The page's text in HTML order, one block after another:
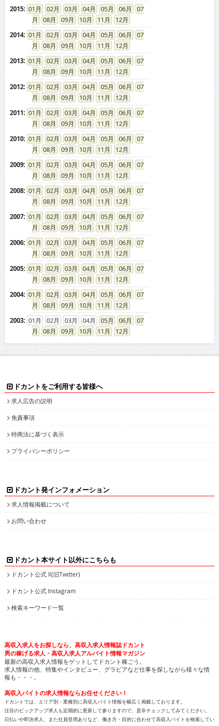
2015: 01 02 03 04 05 06
07
08
09 10 11
12
2014: 01 02 03 04 05 06
07
08
09 10 11
12
2013: 01 02 03 04 05 06
07
08
09 10 11
12
2012: 01 02 03 04 05 06
07
08
09 10 11
12
2011: 01 02 03 04 05 06
07
08
09 10 11
12
2010: 01 02 03 04 05 06
07
08
09 10 11
12
2009: 01 02 03 04 05 06
07
08
09 10 11
12
2008: 01 02 03 04 05 06
07
08
09 10 11
12
2007: 01 02 03 04 05 06
07
08
09 10 11
12
2006: 01 02 03 04 05 06
07
08
09 10 11
12
2005: 01 02 03 04 05 06
07
08
09 10 11
12
2004: 01 02 03 04 05 06
07
08
09 10 11
12
2003: 01 02 03 04 05 06
07
08
09 10 11 12
ドカントをご利用する皆様へ
求人広告の説明
免責事項
特商法に基づく表示
プライバシーポリシー
ドカント発インフォメーション
求人情報掲載について
お問い合わせ
ドカント本サイト以外にこちらも
ドカント公式 X(旧Twitter)
ドカント公式 Instagram
検索キーワード一覧
高収入求人をお探しなら、高収入求人情報誌ドカント
男の稼げる求人・高収入求人アルバイト情報マガジン
最新の高収入求人情報をゲットしてドカント稼ごう。
求人情報の他、特集やインタビュー、グラビアなど仕事を探しながら様々な情
報も・・・。
高収入バイトの求人情報ならお任せください！
ドカントでは、エリア別・業種別に高収入バイト情報を幅広く掲載しております。
注目のピックアップ求人も定期的に更新して参りますので、是非チェックしてみてください。
日払いや即決求人、また社員登用ありなど、働き方・目的に合わせて高収入バイトを検索してい